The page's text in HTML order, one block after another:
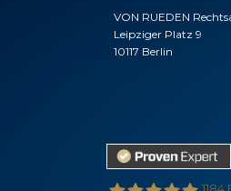
VON RUEDEN
Leipziger Platz 9
10117 Berlin